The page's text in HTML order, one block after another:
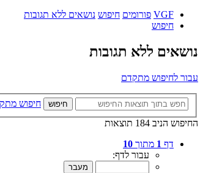
VGF פורומים חיפוש נושאים ללא תגובות
חיפוש
נושאים ללא תגובות
עבור לחיפוש מתקדם
חיפוש
חיפוש
החיפוש הניב 184 תוצאות
דף 1 מתוך 10
עבור לדף: